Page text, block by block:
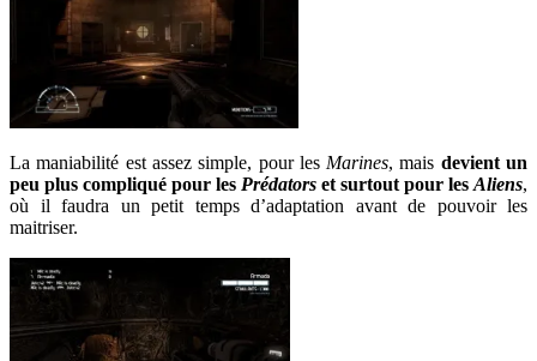
La maniabilité est assez simple, pour les Marines, mais devient un
peu plus compliqué pour les Prédators et surtout pour les Aliens,
où il faudra un petit temps d’adaptation avant de pouvoir les
maitriser.